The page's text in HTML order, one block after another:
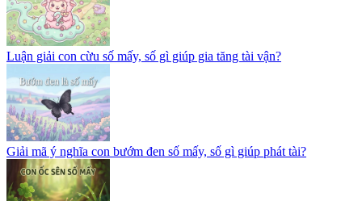
Luận giải con cừu số mấy, số gì giúp gia tăng tài vận?
Giải mã ý nghĩa con bướm đen số mấy, số gì giúp phát tài?